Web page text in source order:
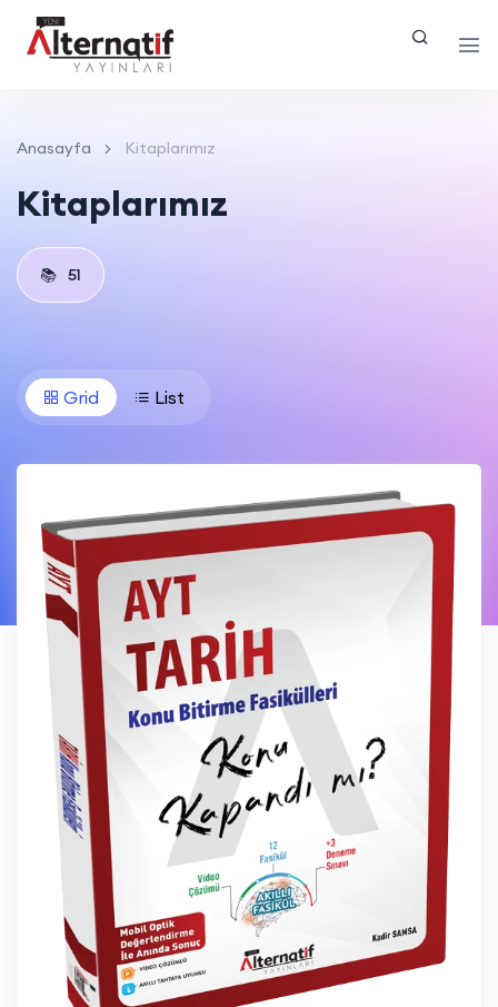
Anasayfa Kitaplarımız
Kitaplarımız
📚 51
Grid List